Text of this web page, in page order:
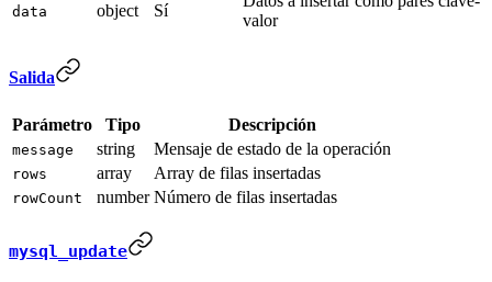
data object Sí
valor
Salida
Parámetro Tipo Descripción
message string Mensaje de estado de la operación
rows array Array de filas insertadas
rowCount number Número de filas insertadas
mysql_update